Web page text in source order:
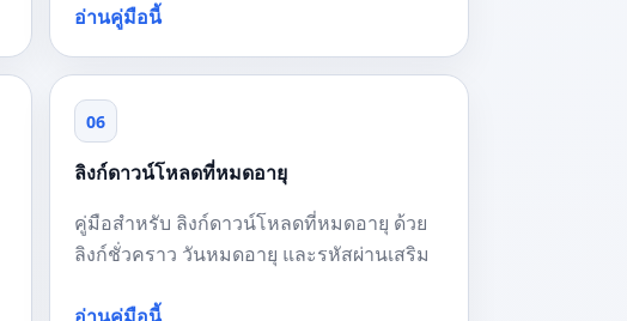
อ่านคู่มือนี้
06
ลิงก์ดาวน์โหลดที่หมดอายุ
คู่มือสำหรับ ลิงก์ดาวน์โหลดที่หมดอายุ ด้วย
ลิงก์ชั่วคราว วันหมดอายุ และรหัสผ่านเสริม